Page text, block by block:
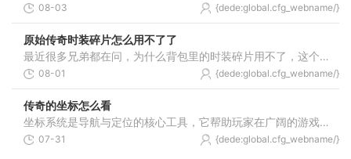
08-03 {dede:global.cfg_webname/}
原始传奇时装碎片怎么用不了了
最近很多兄弟都在问，为什么背包里的时装碎片用不了，这个其实跟游戏里的开放时间有关系。咱们在游戏里获得的时装碎片不是想用就能随时用的，必须等到开服达到特定天数后，系
08-01 {dede:global.cfg_webname/}
传奇的坐标怎么看
坐标系统是导航与定位的核心工具，它帮助玩家在广阔的游戏世界中确定自身位置、规划移动路线以及标记关键地点。游戏内每个场景都有固定的坐标系，通常采用X轴与Y轴的平面直角坐
07-31 {dede:global.cfg_webname/}